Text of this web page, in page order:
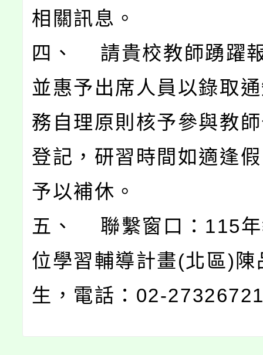
相關訊息。
四、 請貴校教師踴躍
並惠予出席人員以錄取
務自理原則核予參與教
登記，研習時間如適逢
予以補休。
五、 聯繫窗口：115年
位學習輔導計畫(北區)陳
生，電話：02-